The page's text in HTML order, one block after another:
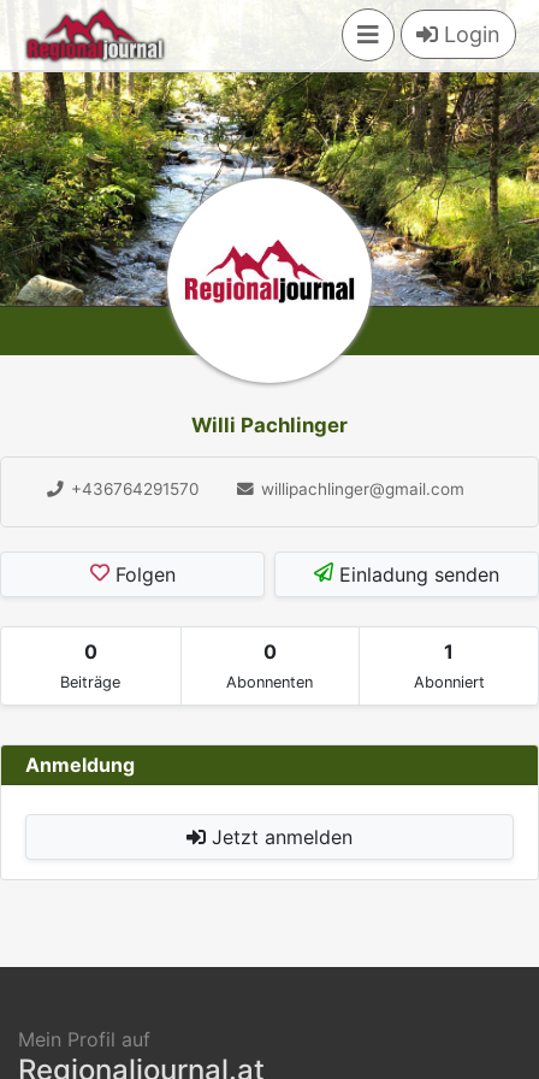
Login
Willi Pachlinger
+436764291570 willipachlinger@gmail.com
Folgen Einladung senden
0
Beiträge
0
Abonnenten
1
Abonniert
Anmeldung
Jetzt anmelden
Mein Profil auf
Regionaljournal.at